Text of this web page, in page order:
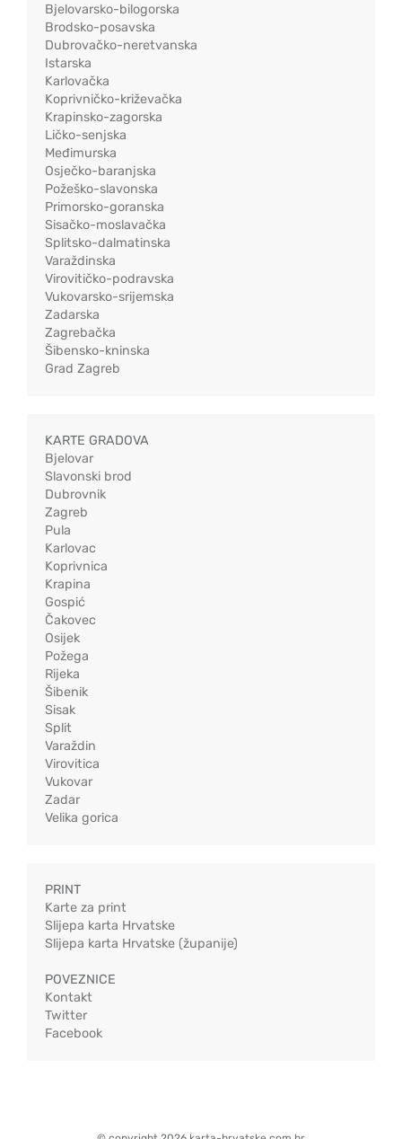
Bjelovarsko-bilogorska
Brodsko-posavska
Dubrovačko-neretvanska
Istarska
Karlovačka
Koprivničko-križevačka
Krapinsko-zagorska
Ličko-senjska
Međimurska
Osječko-baranjska
Požeško-slavonska
Primorsko-goranska
Sisačko-moslavačka
Splitsko-dalmatinska
Varaždinska
Virovitičko-podravska
Vukovarsko-srijemska
Zadarska
Zagrebačka
Šibensko-kninska
Grad Zagreb
KARTE GRADOVA
Bjelovar
Slavonski brod
Dubrovnik
Zagreb
Pula
Karlovac
Koprivnica
Krapina
Gospić
Čakovec
Osijek
Požega
Rijeka
Šibenik
Sisak
Split
Varaždin
Virovitica
Vukovar
Zadar
Velika gorica
PRINT
Karte za print
Slijepa karta Hrvatske
Slijepa karta Hrvatske (županije)
POVEZNICE
Kontakt
Twitter
Facebook